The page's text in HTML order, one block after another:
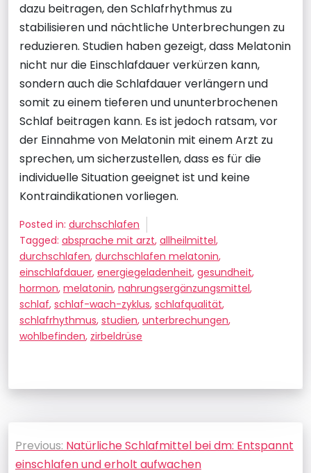
dazu beitragen, den Schlafrhythmus zu
stabilisieren und nächtliche Unterbrechungen zu
reduzieren. Studien haben gezeigt, dass Melatonin
nicht nur die Einschlafdauer verkürzen kann,
sondern auch die Schlafdauer verlängern und
somit zu einem tieferen und ununterbrochenen
Schlaf beitragen kann. Es ist jedoch ratsam, vor
der Einnahme von Melatonin mit einem Arzt zu
sprechen, um sicherzustellen, dass es für die
individuelle Situation geeignet ist und keine
Kontraindikationen vorliegen.
Posted in: durchschlafen
Tagged: absprache mit arzt, allheilmittel,
durchschlafen, durchschlafen melatonin,
einschlafdauer, energiegeladenheit, gesundheit,
hormon, melatonin, nahrungsergänzungsmittel,
schlaf, schlaf-wach-zyklus, schlafqualität,
schlafrhythmus, studien, unterbrechungen,
wohlbefinden, zirbeldrüse
Beitragsnavigation
Previous: Natürliche Schlafmittel bei dm: Entspannt
einschlafen und erholt aufwachen